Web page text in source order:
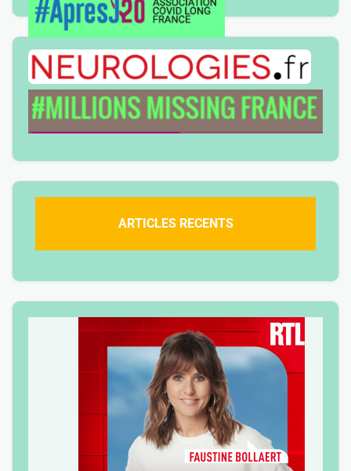
ARTICLES RECENTS